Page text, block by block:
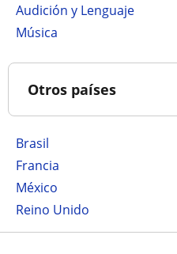
Audición y Lenguaje
Música
Otros países
Brasil
Francia
México
Reino Unido